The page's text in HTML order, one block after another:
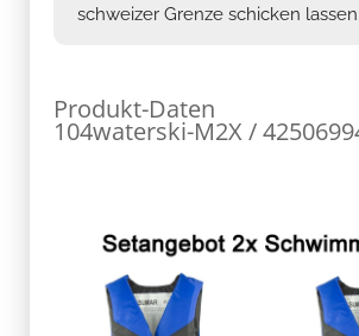
schweizer Grenze schicken lassen.
Produkt-Daten
104waterski-M2X /